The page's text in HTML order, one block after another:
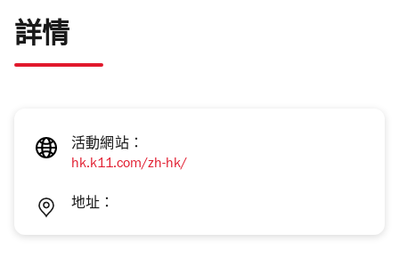
詳情
活動網站：
hk.k11.com/zh-hk/
地址：